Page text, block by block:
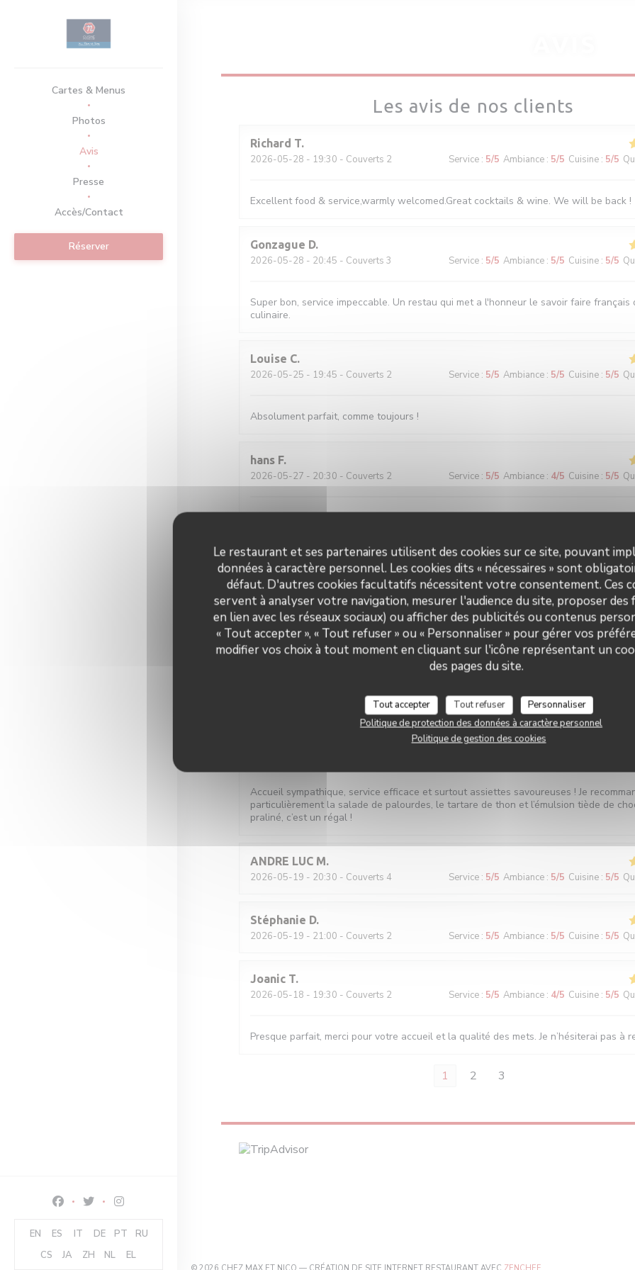
Le restaurant et ses partenaires utilisent des cookies sur ce site, pouvant
données à caractère personnel. Les cookies dits « nécessaires » sont
défaut. D'autres cookies facultatifs nécessitent votre consentement. Ces
servent à analyser votre navigation, mesurer l'audience du site, proposer des
en lien avec les réseaux sociaux) ou afficher des publicités ou contenus
« Tout accepter », « Tout refuser » ou « Personnaliser » pour gérer vos
modifier vos choix à tout moment en cliquant sur l'icône représentant un
des pages du site.
Tout accepter Tout refuser
Personnaliser
Politique de protection des données à caractère personnel
Politique de gestion des cookies
Cartes & Menus
Photos
Avis
Presse
Accès/Contact
Réserver
Facebook ((ouvre une nouvelle fenêtre))
Twitter ((ouvre une nouvelle fenêtre))
Instagram ((ouvre une nouvelle fenêtre))
EN ES IT DE PT
RU
CS
JA ZH NL EL
Les avis de nos clients
Richard T
2026-05-28 - 19:30 - Couverts 2 Service : 5/5 Ambiance : 5/5 Cuisine : 5/5
Excellent food & service,warmly welcomed.Great cocktails & wine. We will be back !
Gonzague D
2026-05-28 - 20:45 - Couverts 3 Service : 5/5 Ambiance : 5/5 Cuisine : 5/5
Super bon, service impeccable. Un restau qui met a l'honneur le savoir faire français
culinaire.
Louise C
2026-05-25 - 19:45 - Couverts 2 Service : 5/5 Ambiance : 5/5 Cuisine : 5/5
Absolument parfait, comme toujours !
hans F
2026-05-27 - 20:30 - Couverts 2 Service : 5/5 Ambiance : 4/5 Cuisine : 5/5
Sylviane R
2026-05-25- 13:00 - Couverts 2 Service: 5/5 Ambiance: 5 /5 Cuisine: 5/5
Accueil parfait. Accueil parfait. Plats toujours délicieux et raffinés.
Accueil sympathique, service efficace et surtout assiettes savoureuses ! Je
particulièrement la salade de palourdes, le tartare de thon et l’émulsion tiède de
praliné, c’est un régal !
ANDRE LUC M
2026-05-19 - 20:30 - Couverts 4 Service : 5/5 Ambiance : 5/5 Cuisine : 5/5
Stéphanie D
2026-05-19 - 21:00 - Couverts 2 Service : 5/5 Ambiance : 5/5 Cuisine : 5/5
Joanic T
2026-05-18 - 19:30 - Couverts 2 Service : 5/5 Ambiance : 4/5 Cuisine : 5/5
Presque parfait, merci pour votre accueil et la qualité des mets. Je n’hésiterai pas à
1 2 3
((OUVRE UNE NOUVELLE